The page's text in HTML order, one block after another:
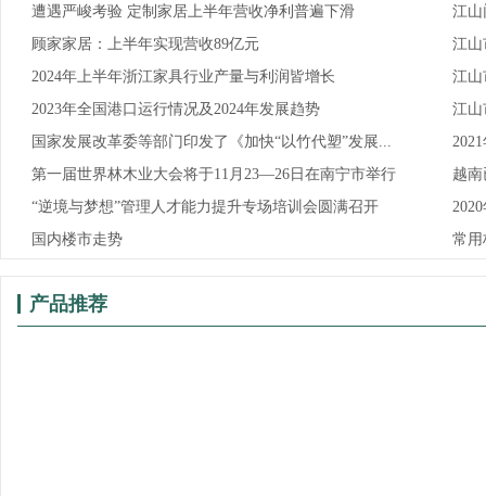
遭遇严峻考验 定制家居上半年营收净利普遍下滑
顾家家居：上半年实现营收89亿元
2024年上半年浙江家具行业产量与利润皆增长
2023年全国港口运行情况及2024年发展趋势
国家发展改革委等部门印发了《加快“以竹代塑”发展...
第一届世界林木业大会将于11月23—26日在南宁市举行
“逆境与梦想”管理人才能力提升专场培训会圆满召开
国内楼市走势
江山
江山
江山
江山
越
常用
产品推荐